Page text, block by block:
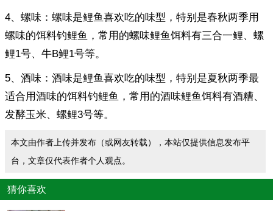
4、螺味：螺味是鲤鱼喜欢吃的味型，特别是春秋两季用
螺味的饵料钓鲤鱼，常用的螺味鲤鱼饵料有三合一鲤、螺
鲤1号、牛B鲤1号等。
5、酒味：酒味是鲤鱼喜欢吃的味型，特别是夏秋两季最
适合用酒味的饵料钓鲤鱼，常用的酒味鲤鱼饵料有酒糟、
发酵玉米、螺鲤3号等。
本文由作者上传并发布（或网友转载），本站仅提供信息发布平
台，文章仅代表作者个人观点。
猜你喜欢